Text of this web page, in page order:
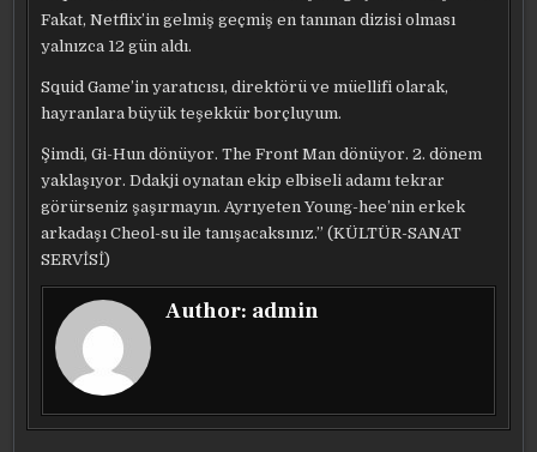
Fakat, Netflix’in gelmiş geçmiş en tanınan dizisi olması
yalnızca 12 gün aldı.
Squid Game’in yaratıcısı, direktörü ve müellifi olarak,
hayranlara büyük teşekkür borçluyum.
Şimdi, Gi-Hun dönüyor. The Front Man dönüyor. 2. dönem
yaklaşıyor. Ddakji oynatan ekip elbiseli adamı tekrar
görürseniz şaşırmayın. Ayrıyeten Young-hee’nin erkek
arkadaşı Cheol-su ile tanışacaksınız.” (KÜLTÜR-SANAT
SERVİSİ)
Author: admin